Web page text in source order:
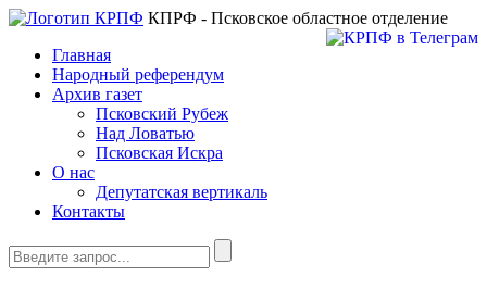
КПРФ - Псковское областное отделение
Главная
Народный референдум
Архив газет
Псковский Рубеж
Над Ловатью
Псковская Искра
О нас
Депутатская вертикаль
Контакты